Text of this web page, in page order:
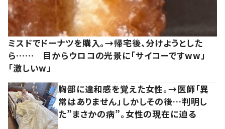
ミスドでドーナツを購入。→帰宅後、分けようとした
ら…… 目からウロコの光景に「サイコーですww」
「激しいw」
胸部に違和感を覚えた女性。→医師「異
常はありません」しかしその後…判明し
た”まさかの病”。女性の現在に迫る